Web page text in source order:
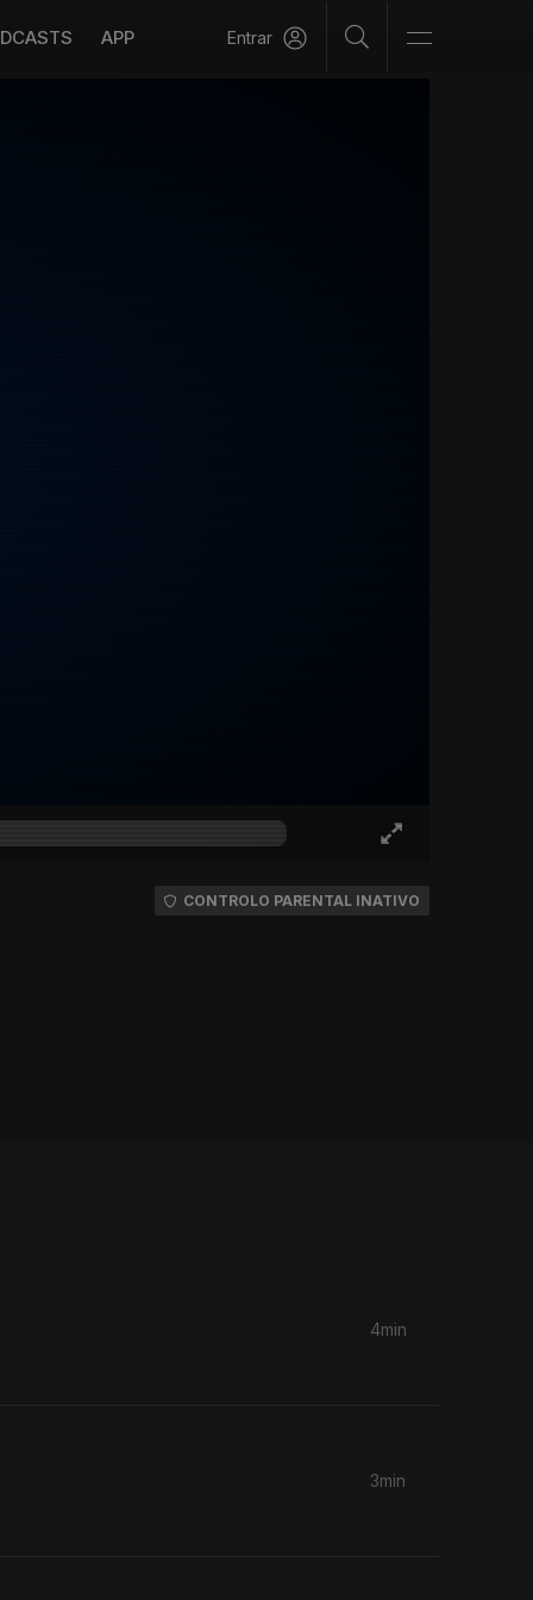
APP Entrar
CONTROLO PARENTAL INATIVO
4min
3min